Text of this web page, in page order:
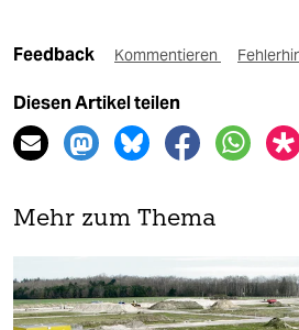
Feedback Kommentieren
Diesen Artikel teilen
Mehr zum Thema